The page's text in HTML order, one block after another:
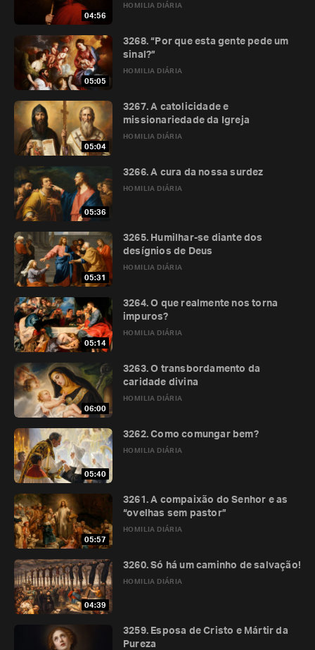
04:56
HOMILIA DIÁRIA
05:05
HOMILIA DIÁRIA
3268. “Por que esta gente pede um
sinal?”
05:04
HOMILIA DIÁRIA
3267. A catolicidade e
missionariedade da Igreja
05:36
HOMILIA DIÁRIA
3266. A cura da nossa surdez
05:31
HOMILIA DIÁRIA
3265. Humilhar-se diante dos
desígnios de Deus
05:14
HOMILIA DIÁRIA
3264. O que realmente nos torna
impuros?
06:00
HOMILIA DIÁRIA
3263. O transbordamento da
caridade divina
05:40
HOMILIA DIÁRIA
3262. Como comungar bem?
05:57
HOMILIA DIÁRIA
3261. A compaixão do Senhor e as
“ovelhas sem pastor”
04:39
HOMILIA DIÁRIA
3260. Só há um caminho de salvação!
3259. Esposa de Cristo e Mártir da
Pureza